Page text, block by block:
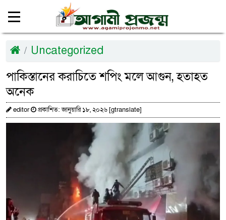
Uncategorized
পাকিস্তানের করাচিতে শপিং মলে আগুন, হতাহত
অনেক
editor প্রকাশিত: জানুয়ারি ১৮, ২০২৬ [gtranslate]